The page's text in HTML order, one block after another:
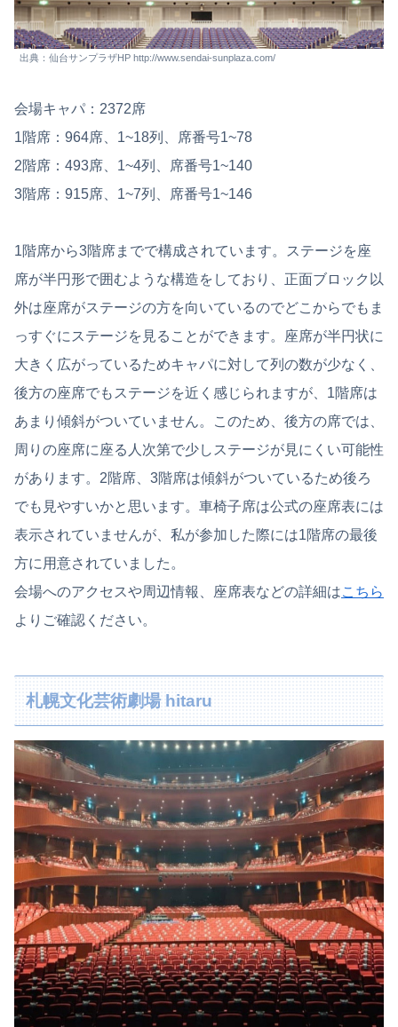
出典：仙台サンプラザHP http://www.sendai-sunplaza.com/
会場キャパ：2372席
1階席：964席、1~18列、席番号1~78
2階席：493席、1~4列、席番号1~140
3階席：915席、1~7列、席番号1~146
1階席から3階席までで構成されています。ステージを座
席が半円形で囲むような構造をしており、正面ブロック以
外は座席がステージの方を向いているのでどこからでもま
っすぐにステージを見ることができます。座席が半円状に
大きく広がっているためキャパに対して列の数が少なく、
後方の座席でもステージを近く感じられますが、1階席は
あまり傾斜がついていません。このため、後方の席では、
周りの座席に座る人次第で少しステージが見にくい可能性
があります。2階席、3階席は傾斜がついているため後ろ
でも見やすいかと思います。車椅子席は公式の座席表には
表示されていませんが、私が参加した際には1階席の最後
方に用意されていました。
会場へのアクセスや周辺情報、座席表などの詳細はこちら
よりご確認ください。
札幌文化芸術劇場 hitaru